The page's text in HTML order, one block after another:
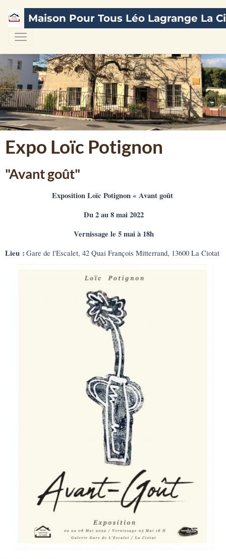
Maison Pour Tous Léo Lagrange La
Expo Loïc Potignon
"Avant goût"
Exposition Loïc Potignon « Avant goût
Du 2 au 8 mai 2022
Vernissage le 5 mai à 18h
Lieu : Gare de l'Escalet, 42 Quai François Mitterrand, 13600 La Ciotat